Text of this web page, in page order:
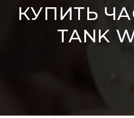
КУПИТЬ
TANK